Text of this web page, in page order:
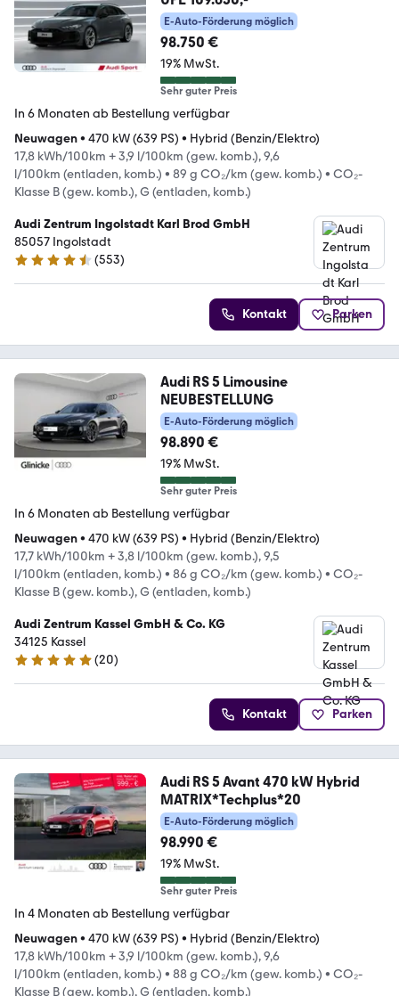
E-Auto-Förderung möglich
98.750 €
19% MwSt.
Sehr guter Preis
In 6 Monaten ab Bestellung verfügbar
Neuwagen• 470 kW (639 PS) • Hybrid (Benzin/Elektro)
17,8 kWh/100km + 3,9 l/100km (gew. komb.), 9,6
l/100km (entladen, komb.) • 89 g CO₂/km (gew. komb.) • CO₂-
Klasse B (gew. komb.), G (entladen, komb.)
Audi Zentrum Ingolstadt Karl Brod GmbH
85057 Ingolstadt
4.7 Sterne
(553)
Kontakt Parken
Audi RS 5 Limousine
NEUBESTELLUNG
E-Auto-Förderung möglich
98.890 €
19% MwSt.
Sehr guter Preis
In 6 Monaten ab Bestellung verfügbar
Neuwagen• 470 kW (639 PS) • Hybrid (Benzin/Elektro)
17,7 kWh/100km + 3,8 l/100km (gew. komb.), 9,5
l/100km (entladen, komb.) • 86 g CO₂/km (gew. komb.) • CO₂-
Klasse B (gew. komb.), G (entladen, komb.)
Audi Zentrum Kassel GmbH & Co. KG
34125 Kassel
4.8 Sterne
(20)
Kontakt Parken
Audi RS 5 Avant 470 kW Hybrid
MATRIX*Techplus*20
E-Auto-Förderung möglich
98.990 €
19% MwSt.
Sehr guter Preis
In 4 Monaten ab Bestellung verfügbar
Neuwagen• 470 kW (639 PS) • Hybrid (Benzin/Elektro)
17,8 kWh/100km + 3,9 l/100km (gew. komb.), 9,6
l/100km (entladen, komb.) • 88 g CO₂/km (gew. komb.) • CO₂-
Klasse B (gew. komb.), G (entladen, komb.)